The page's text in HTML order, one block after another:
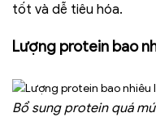
tốt và dễ tiêu hóa.
Lượng protein bao
Bổ sung protein quá